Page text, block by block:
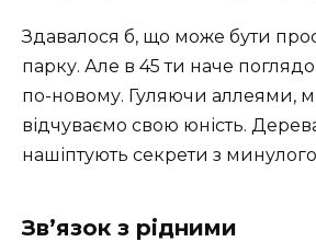
Здавалося б, що може бути
парку. Але в 45 ти наче
по-новому. Гуляючи аллеями,
відчуваємо свою юність.
нашіптують секрети з
Зв’язок з рідними